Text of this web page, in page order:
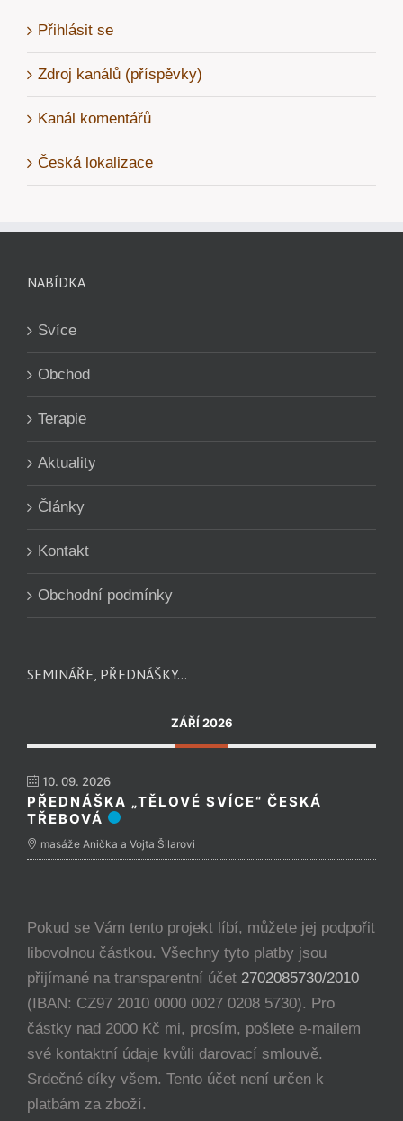
Přihlásit se
Zdroj kanálů (příspěvky)
Kanál komentářů
Česká lokalizace
NABÍDKA
Svíce
Obchod
Terapie
Aktuality
Články
Kontakt
Obchodní podmínky
SEMINÁŘE, PŘEDNÁŠKY…
ZÁŘÍ 2026
10. 09. 2026
PŘEDNÁŠKA „TĚLOVÉ SVÍCE“ ČESKÁ
TŘEBOVÁ
masáže Anička a Vojta Šilarovi
Pokud se Vám tento projekt líbí, můžete jej podpořit
libovolnou částkou. Všechny tyto platby jsou
přijímané na transparentní účet 2702085730/2010
(IBAN: CZ97 2010 0000 0027 0208 5730). Pro
částky nad 2000 Kč mi, prosím, pošlete e-mailem
své kontaktní údaje kvůli darovací smlouvě.
Srdečné díky všem. Tento účet není určen k
platbám za zboží.